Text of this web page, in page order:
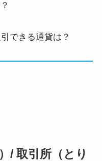
できる通貨は？
/ 取引所（とり